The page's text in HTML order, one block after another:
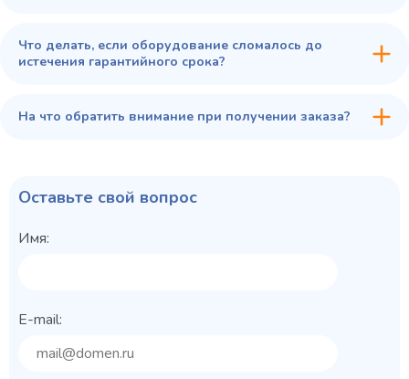
Что делать, если оборудование сломалось до
истечения гарантийного срока?
На что обратить внимание при получении заказа?
Оставьте свой вопрос
Имя:
E-mail: